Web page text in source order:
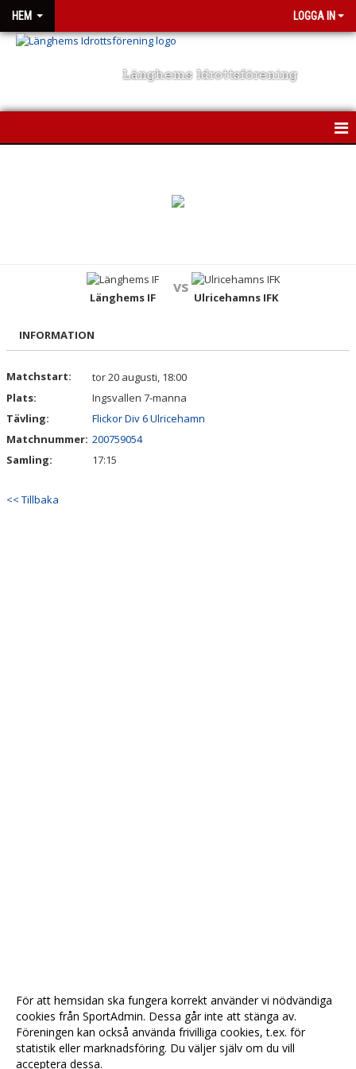
HEM LOGGA IN
Länghems Idrottsförening
MATCHSCHEMA
BILDGALLERI
Länghems IF
vs
Ulricehamns IFK
INFORMATION
Matchstart:
tor 20 augusti, 18:00
Plats:
Ingsvallen 7-manna
Tävling:
Flickor Div 6 Ulricehamn
Matchnummer: 200759054
Samling:
17:15
<< Tillbaka
För att hemsidan ska fungera korrekt använder vi nödvändiga
cookies från SportAdmin. Dessa går inte att stänga av.
Föreningen kan också använda frivilliga cookies, t.ex. för
statistik eller marknadsföring. Du väljer själv om du vill
acceptera dessa.